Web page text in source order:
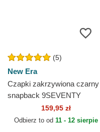
(5)
New Era
Czapki zakrzywiona czarny
snapback 9SEVENTY
Stretch Snap Stated
Pittsburgh Penguins NHL
159,95 zł
Odbierz to od 11 - 12 sierpie